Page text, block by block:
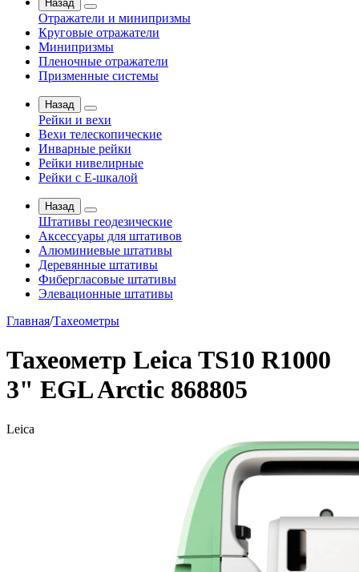
Назад
Отражатели и минипризмы
Круговые отражатели
Минипризмы
Пленочные отражатели
Призменные системы
Назад
Рейки и вехи
Вехи телескопические
Инварные рейки
Рейки нивелирные
Рейки с Е-шкалой
Назад
Штативы геодезические
Аксессуары для штативов
Алюминиевые штативы
Деревянные штативы
Фибергласовые штативы
Элевационные штативы
Главная/Тахеометры
Тахеометр Leica TS10 R1000
3" EGL Arctic 868805
Leica